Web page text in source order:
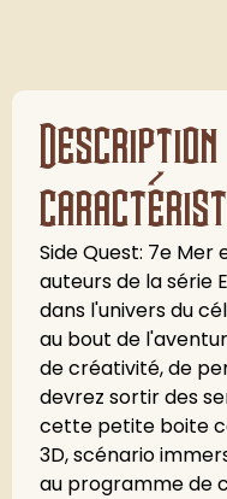
Side Quest: 7e Mer
auteurs de la série
dans l'univers du
au bout de
de créativité, de
devrez sortir des
cette petite boite
3D, scénario
au programme de